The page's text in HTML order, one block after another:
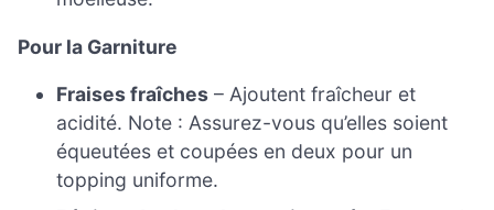
Pour la Garniture
Fraises fraîches – Ajoutent fraîcheur et
acidité. Note : Assurez-vous qu’elles soient
équeutées et coupées en deux pour un
topping uniforme.